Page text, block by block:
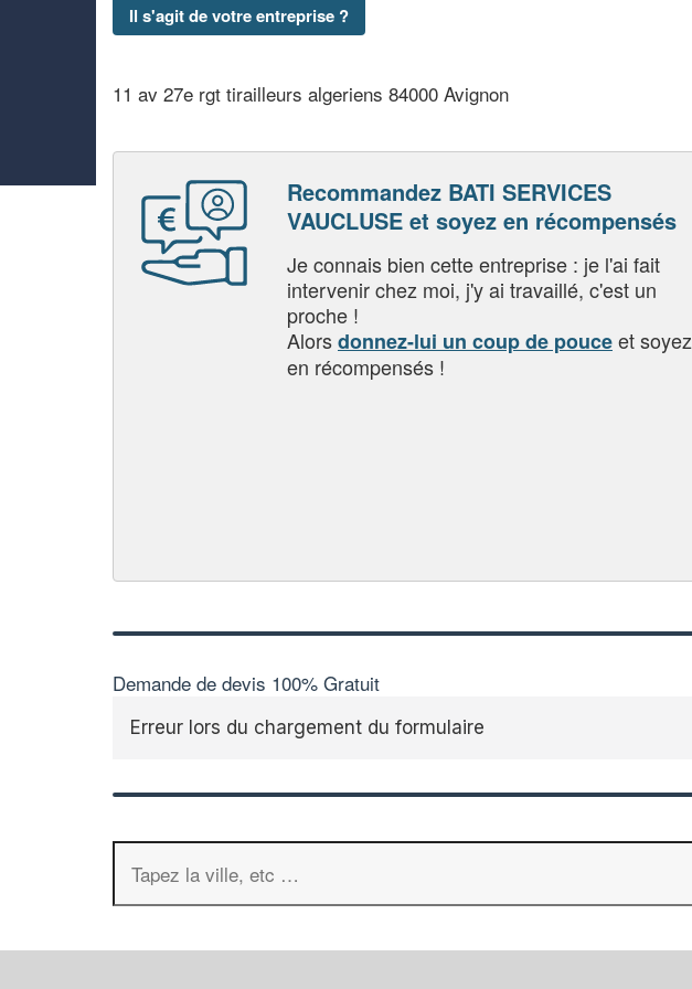
Il s'agit de votre entreprise ?
11 av 27e rgt tirailleurs algeriens 84000 Avignon
Recommandez BATI SERVICES
VAUCLUSE et soyez en récompensés
Je connais bien cette entreprise : je l'ai fait
intervenir chez moi, j'y ai travaillé, c'est un
proche !
Alorsdonnez-lui un coup de pouceet soyez
en récompensés !
Demande de devis 100% Gratuit
Erreur lors du chargement du formulaire